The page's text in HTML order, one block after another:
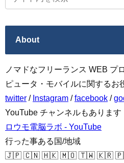
About
ノマドなフリーランス WEB プ
ピュータ・モバイルに関するお
twitter / Instagram /facebook /
YouTube チャンネルもあります
ロウモ電脳ラボ - YouTube
行った事ある国/地域
🇯🇵 🇨🇳 🇭🇰 🇲🇴 🇹🇼 🇰🇷